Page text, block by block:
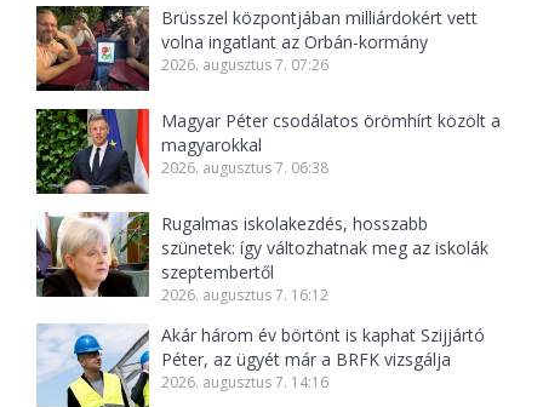
Brüsszel központjában milliárdokért vett
volna ingatlant az Orbán-kormány
2026. augusztus 7. 07:26
Magyar Péter csodálatos örömhírt közölt a
magyarokkal
2026. augusztus 7. 06:38
Rugalmas iskolakezdés, hosszabb
szünetek: így változhatnak meg az iskolák
szeptembertől
2026. augusztus 7. 16:12
Akár három év börtönt is kaphat Szijjártó
Péter, az ügyét már a BRFK vizsgálja
2026. augusztus 7. 14:16